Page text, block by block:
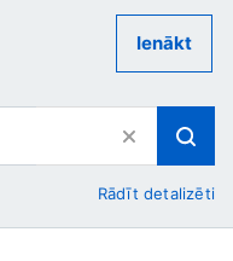
Ienākt
Rādīt detalizēti